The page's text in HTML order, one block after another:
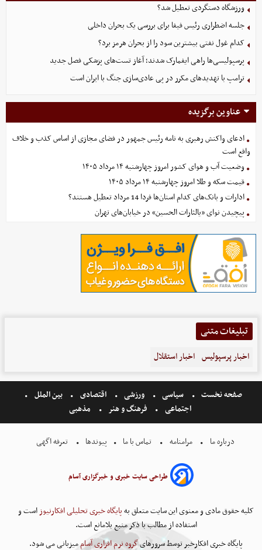
ورزشگاه دستگردی تعطیل شد؟
جلسه اضطراری رئیس فیفا برای بررسی یک بحران داخلی
کدام غول نفتی بیشترین سود را از بحران هرمز برد؟
پرسپولیسی‌ها راهی ایفمارک شدند؛ آغاز تست‌های پزشکی فصل جدید
ترامپ با تهدیدهای مکرر در پی عادی‌سازی جنگ با ایران است
عناوین برگزیده
ادعای واکنش رهبری به نامه رئیس جمهور در فضای مجازی از اساس کذب و خلاف
واقع است
وضعیت آب و هوای کشور امروز چهارشنبه ۱۴ مرداد ۱۴۰۵
قیمت سکه و طلا امروز چهارشنبه ۱۴ مرداد ۱۴۰۵
ادارات و بانک‌های کدام استان‌ها فردا 14 مرداد تعطیل هستند؟
پیچیدن نوای «یالثارات الحسین» در خیابان‌های تهران
تبلیغات متنی
اخبار پرسپولیس اخبار استقلال
صفحه نخست سیاسی ورزشی اقتصادی
بین الملل
اجتماعی
فرهنگ و هنر مذهبی
درباره ما مرامنامه تماس با ما پیوندها تعرفه اگهی
طراحی سایت خبری و خبرگزاری آسام
کلیه حقوق مادی و معنوی این سایت متعلق بهپایگاه خبری تحلیلی افکارنیوزاست و
استفاده از مطالب با ذکر منبع بلامانع است.
پایگاه خبری افکارخبر توسط سرورهایگروه نرم افزاری آساممیزبانی می شود.